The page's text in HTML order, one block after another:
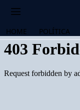
HOME POLÍTICA